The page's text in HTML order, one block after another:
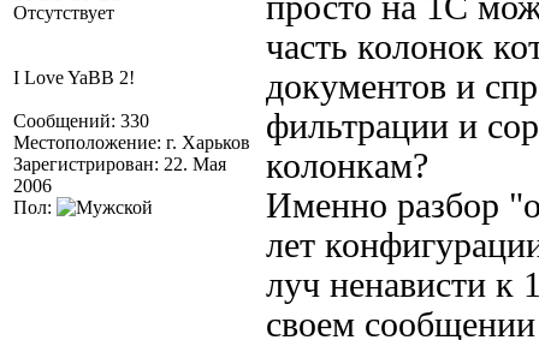
Отсутствует
I Love YaBB 2!
Сообщений: 330
Местоположение: г. Харьков
Зарегистрирован: 22. Мая
2006
Пол:
часть колонок
документов и
фильтрации и
колонкам?
Именно разбор
лет
луч ненависти к
своем сообщении